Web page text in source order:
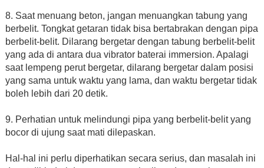
8. Saat menuang beton, jangan menuangkan tabung yang
berbelit. Tongkat getaran tidak bisa bertabrakan dengan pipa
berbelit-belit. Dilarang bergetar dengan tabung berbelit-belit
yang ada di antara dua vibrator baterai immersion. Apalagi
saat lempeng perut bergetar, dilarang bergetar dalam posisi
yang sama untuk waktu yang lama, dan waktu bergetar tidak
boleh lebih dari 20 detik.
9. Perhatian untuk melindungi pipa yang berbelit-belit yang
bocor di ujung saat mati dilepaskan.
Hal-hal ini perlu diperhatikan secara serius, dan masalah ini